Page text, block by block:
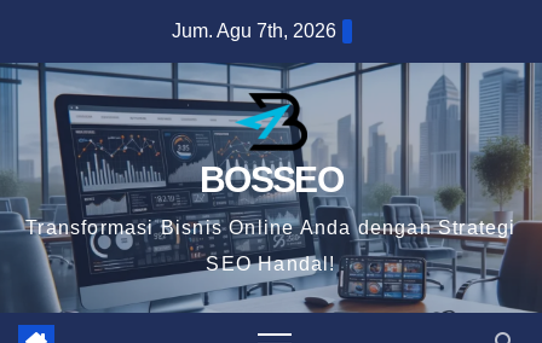
content
Jum. Agu 7th, 2026
BOSSEO
Transformasi Bisnis Online Anda dengan Strategi
SEO Handal!